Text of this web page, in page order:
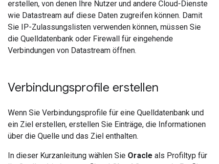
erstellen, von denen Ihre Nutzer und andere Cloud-Dienste
wie Datastream auf diese Daten zugreifen können. Damit
Sie IP-Zulassungslisten verwenden können, müssen Sie
die Quelldatenbank oder Firewall für eingehende
Verbindungen von Datastream öffnen.
Verbindungsprofile erstellen
Wenn Sie Verbindungsprofile für eine Quelldatenbank und
ein Ziel erstellen, erstellen Sie Einträge, die Informationen
über die Quelle und das Ziel enthalten.
In dieser Kurzanleitung wählen Sie Oracle als Profiltyp für